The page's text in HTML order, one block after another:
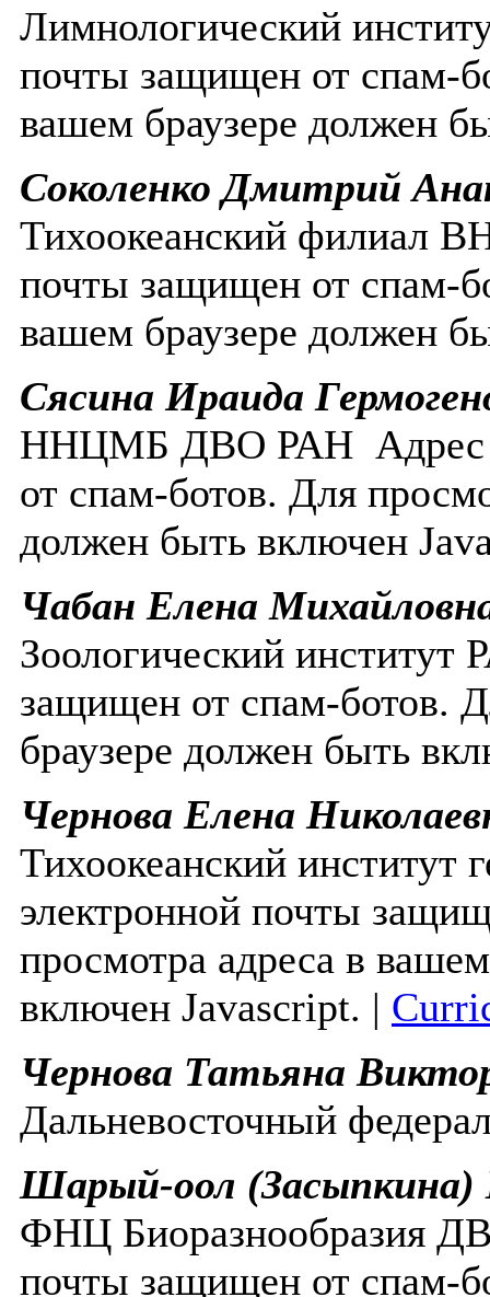
Лимнологический
почты защищен от спам-
вашем браузере должен
Соколенко Дмитрий
Тихоокеанский филиал
почты защищен от спам-
вашем браузере должен
Сясина Ираида
ННЦМБ ДВО РАН
от спам-ботов. Для
должен быть включен
Чабан Елена
Зоологический
защищен от спам-ботов.
браузере должен быть
Чернова Елена
Тихоокеанский
электронной почты
просмотра адреса в
включен Javascript. |
Чернова Татьяна
Дальневосточный
Шарый-оол (Засыпкина)
ФНЦ Биоразнообразия
почты защищен от спам-